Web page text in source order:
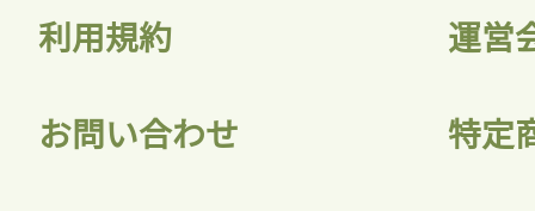
利用規約 運営
お問い合わせ 特定